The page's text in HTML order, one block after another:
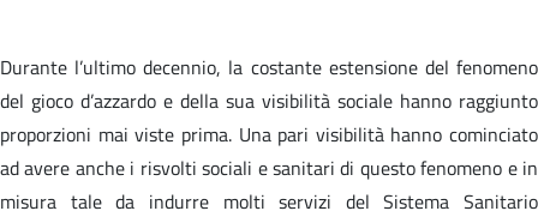
Durante l’ultimo decennio, la costante estensione del fenomeno
del gioco d’azzardo e della sua visibilità sociale hanno raggiunto
proporzioni mai viste prima. Una pari visibilità hanno cominciato
ad avere anche i risvolti sociali e sanitari di questo fenomeno e in
misura tale da indurre molti servizi del Sistema Sanitario